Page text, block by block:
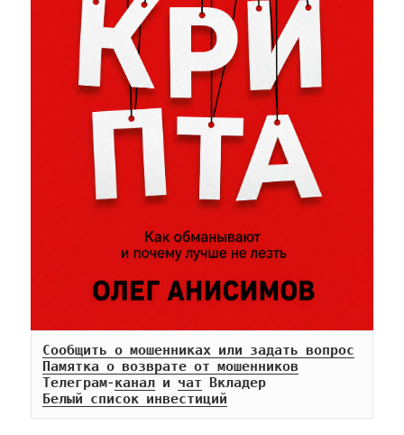
Сообщить о мошенниках или задать вопрос
Памятка о возврате от мошенников
Телеграм-канал и чат
Белый список инвестиций